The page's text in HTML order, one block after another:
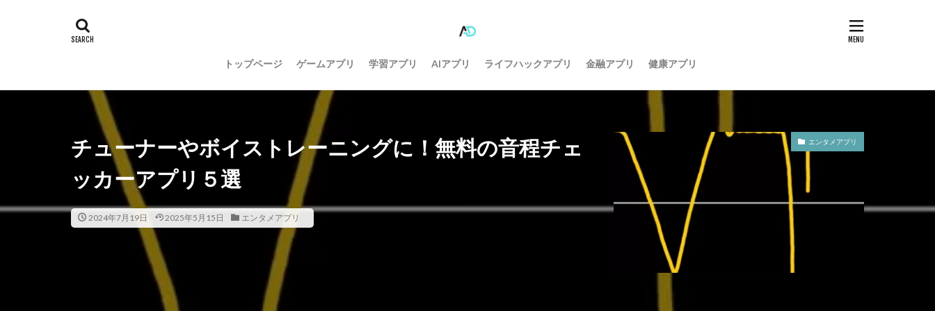
トップページ ゲームアプリ 学習アプリ AIアプリ ライフハックアプリ 金融アプリ 健康アプリ
チューナーやボイストレーニングに！無料の音程チェ
ッカーアプリ５選
2024年7月19日 2025年5月15日 エンタメアプリ
エンタメアプリ